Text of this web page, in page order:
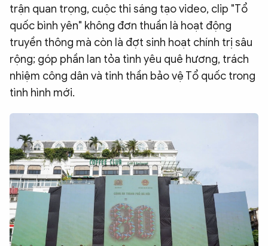
trận quan trọng, cuộc thi sáng tạo video, clip "Tổ
quốc bình yên" không đơn thuần là hoạt động
truyền thông mà còn là đợt sinh hoạt chính trị sâu
rộng; góp phần lan tỏa tình yêu quê hương, trách
nhiệm công dân và tinh thần bảo vệ Tổ quốc trong
tình hình mới.